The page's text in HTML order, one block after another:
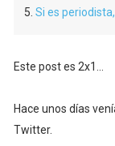
Si es
Este post es 2x1...
Hace unos días
Twitter.